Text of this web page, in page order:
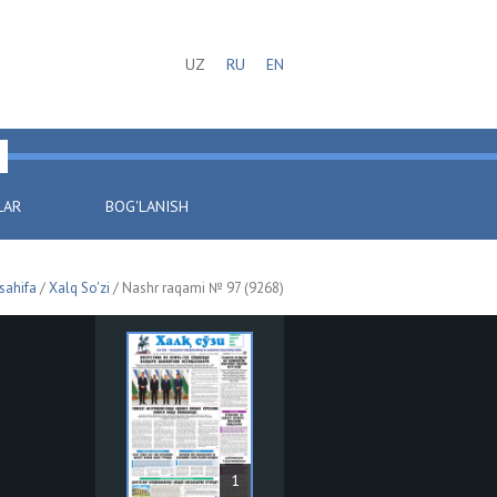
UZ RU EN
BOG'LANISH
/Xalq So'zi / Nashr raqami № 97 (9268)
1